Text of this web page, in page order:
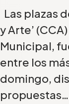
Las plazas
y Arte’
Municipal,
entre los
domingo,
propuestas…